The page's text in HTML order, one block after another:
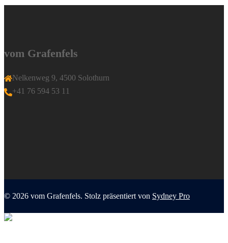
vom Grafenfels
Nelkenweg 9, 4500 Solothurn
+41 76 594 53 11
© 2026 vom Grafenfels. Stolz präsentiert von Sydney Pro